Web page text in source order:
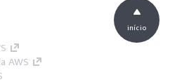
AWS
início